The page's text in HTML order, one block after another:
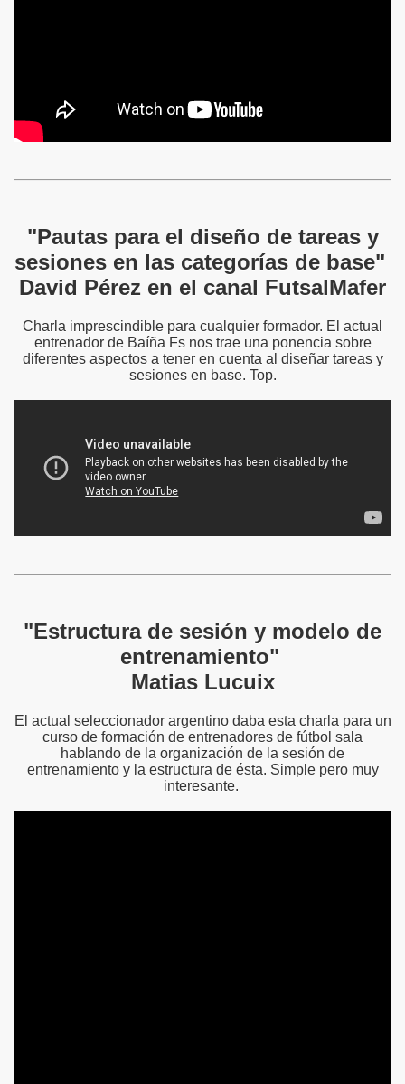
"Pautas para el diseño de tareas y
sesiones en las categorías de base"
David Pérez en el canal FutsalMafer
Charla imprescindible para cualquier formador. El actual
entrenador de Baíña Fs nos trae una ponencia sobre
diferentes aspectos a tener en cuenta al diseñar tareas y
sesiones en base. Top.
"Estructura de sesión y modelo de
entrenamiento"
Matias Lucuix
El actual seleccionador argentino daba esta charla para un
curso de formación de entrenadores de fútbol sala
hablando de la organización de la sesión de
entrenamiento y la estructura de ésta. Simple pero muy
interesante.